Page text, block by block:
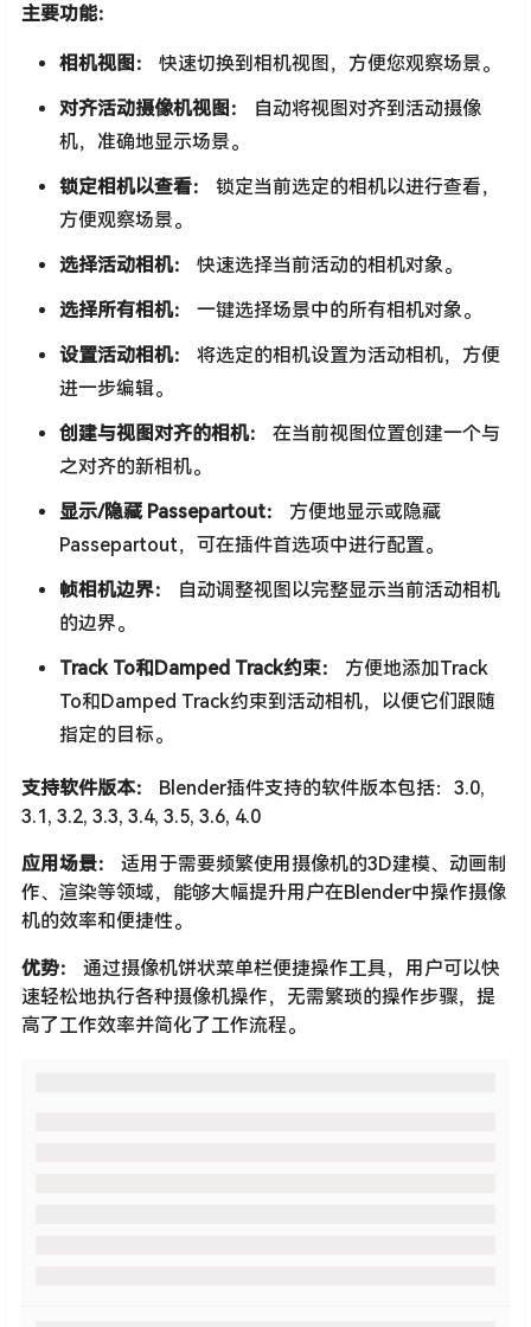
主要功能：
相机视图：
快速切换到相机视图，方便您观察场景。
对齐活动摄像机视图：
自动将视图对齐到活动摄像
机，准确地显示场景。
锁定相机以查看：
锁定当前选定的相机以进行查看，
方便观察场景。
选择活动相机：
快速选择当前活动的相机对象。
选择所有相机：
一键选择场景中的所有相机对象。
设置活动相机：
将选定的相机设置为活动相机，方便
进一步编辑。
创建与视图对齐的相机：
在当前视图位置创建一个与
之对齐的新相机。
显示/隐藏 Passepartout：
方便地显示或隐藏
Passepartout，可在插件首选项中进行配置。
帧相机边界：
自动调整视图以完整显示当前活动相机
的边界。
Track To和Damped Track约束：
方便地添加Track
To和Damped Track约束到活动相机，以便它们跟随
指定的目标。
支持软件版本：
Blender插件支持的软件版本包括：3.0,
3.1, 3.2, 3.3, 3.4, 3.5, 3.6, 4.0
应用场景：
适用于需要频繁使用摄像机的3D建模、动画制
作、渲染等领域，能够大幅提升用户在Blender中操作摄像
机的效率和便捷性。
优势：
通过摄像机饼状菜单栏便捷操作工具，用户可以快
速轻松地执行各种摄像机操作，无需繁琐的操作步骤，提
高了工作效率并简化了工作流程。